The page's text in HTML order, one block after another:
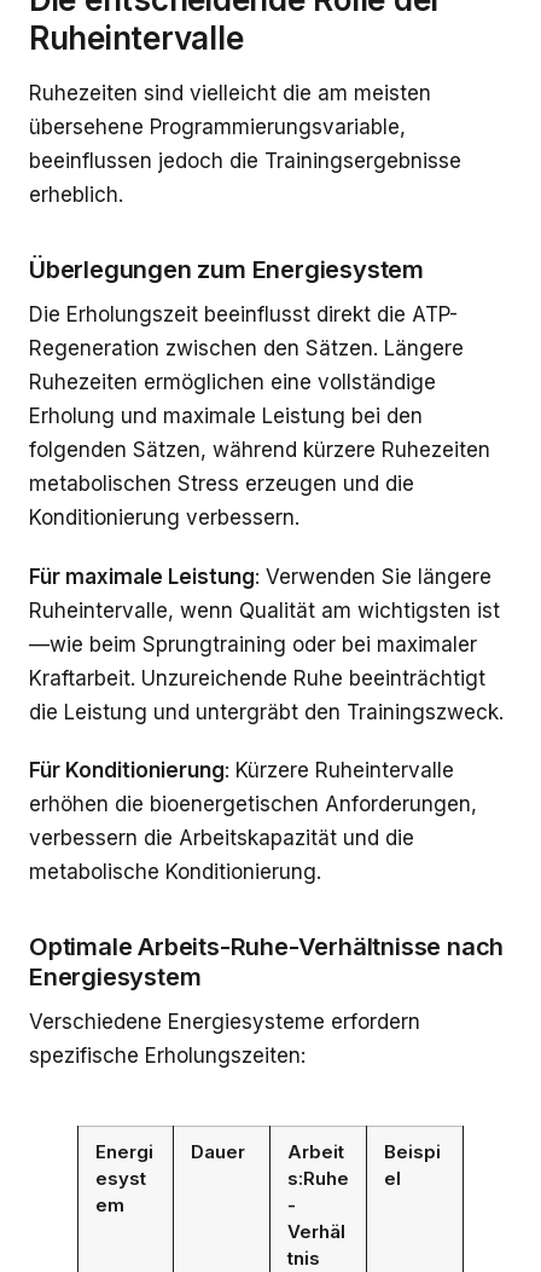
Ruheintervalle
Ruhezeiten sind vielleicht die am meisten
übersehene Programmierungsvariable,
beeinflussen jedoch die Trainingsergebnisse
erheblich.
Überlegungen zum Energiesystem
Die Erholungszeit beeinflusst direkt die ATP-
Regeneration zwischen den Sätzen. Längere
Ruhezeiten ermöglichen eine vollständige
Erholung und maximale Leistung bei den
folgenden Sätzen, während kürzere Ruhezeiten
metabolischen Stress erzeugen und die
Konditionierung verbessern.
Für maximale Leistung: Verwenden Sie längere
Ruheintervalle, wenn Qualität am wichtigsten ist
—wie beim Sprungtraining oder bei maximaler
Kraftarbeit. Unzureichende Ruhe beeinträchtigt
die Leistung und untergräbt den Trainingszweck.
Für Konditionierung: Kürzere Ruheintervalle
erhöhen die bioenergetischen Anforderungen,
verbessern die Arbeitskapazität und die
metabolische Konditionierung.
Optimale Arbeits-Ruhe-Verhältnisse nach
Energiesystem
Verschiedene Energiesysteme erfordern
spezifische Erholungszeiten:
Energi
esyst
em
Dauer
Arbeit
s:Ruhe
-
Verhäl
tnis
Beispi
el